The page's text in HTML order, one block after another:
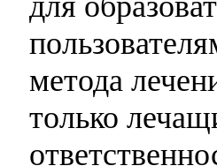
метода
только